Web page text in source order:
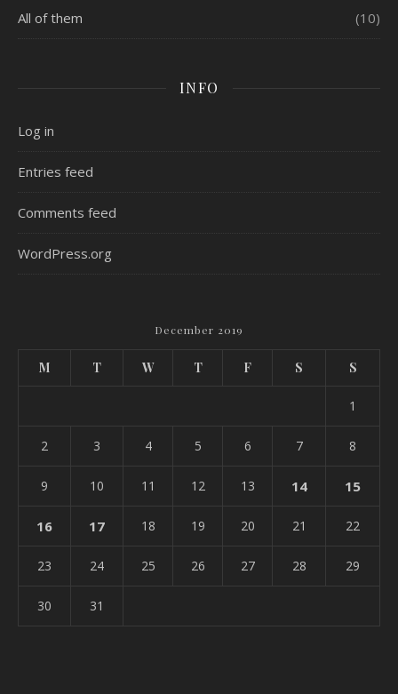
All of them (10)
INFO
Log in
Entries feed
Comments feed
WordPress.org
December 2019
M T W T F S S
1
2 3 4 5 6 7 8
9 10 11 12 13 14 15
16 17 18 19 20 21 22
23 24 25 26 27 28 29
30 31